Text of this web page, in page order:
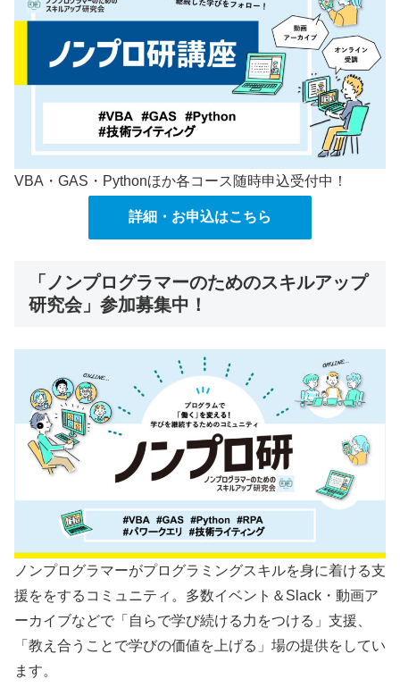
VBA・GAS・Pythonほか各コース随時申込受付中！
詳細・お申込はこちら
「ノンプログラマーのためのスキルアップ
研究会」参加募集中！
ノンプログラマーがプログラミングスキルを身に着ける支
援ををするコミュニティ。多数イベント＆Slack・動画ア
ーカイブなどで「自らで学び続ける力をつける」支援、
「教え合うことで学びの価値を上げる」場の提供をしてい
ます。